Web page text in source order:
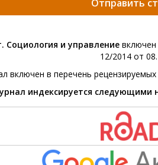
Отправить
Социология и управление
12/2014 от
включен в перечень
индексируется